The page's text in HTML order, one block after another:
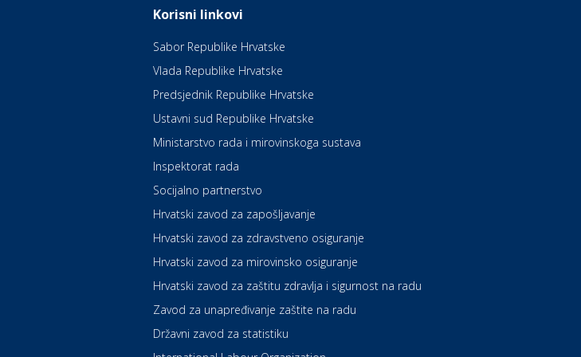
Korisni linkovi
Sabor Republike Hrvatske
Vlada Republike Hrvatske
Predsjednik Republike Hrvatske
Ustavni sud Republike Hrvatske
Ministarstvo rada i mirovinskoga sustava
Inspektorat rada
Socijalno partnerstvo
Hrvatski zavod za zapošljavanje
Hrvatski zavod za zdravstveno osiguranje
Hrvatski zavod za mirovinsko osiguranje
Hrvatski zavod za zaštitu zdravlja i sigurnost na radu
Zavod za unapređivanje zaštite na radu
Državni zavod za statistiku